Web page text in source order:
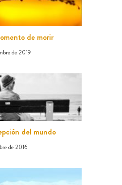
de morir
de 2019
del mundo
de 2016